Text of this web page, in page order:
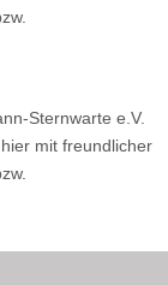
Sternwarte e.V.
mit freundlicher